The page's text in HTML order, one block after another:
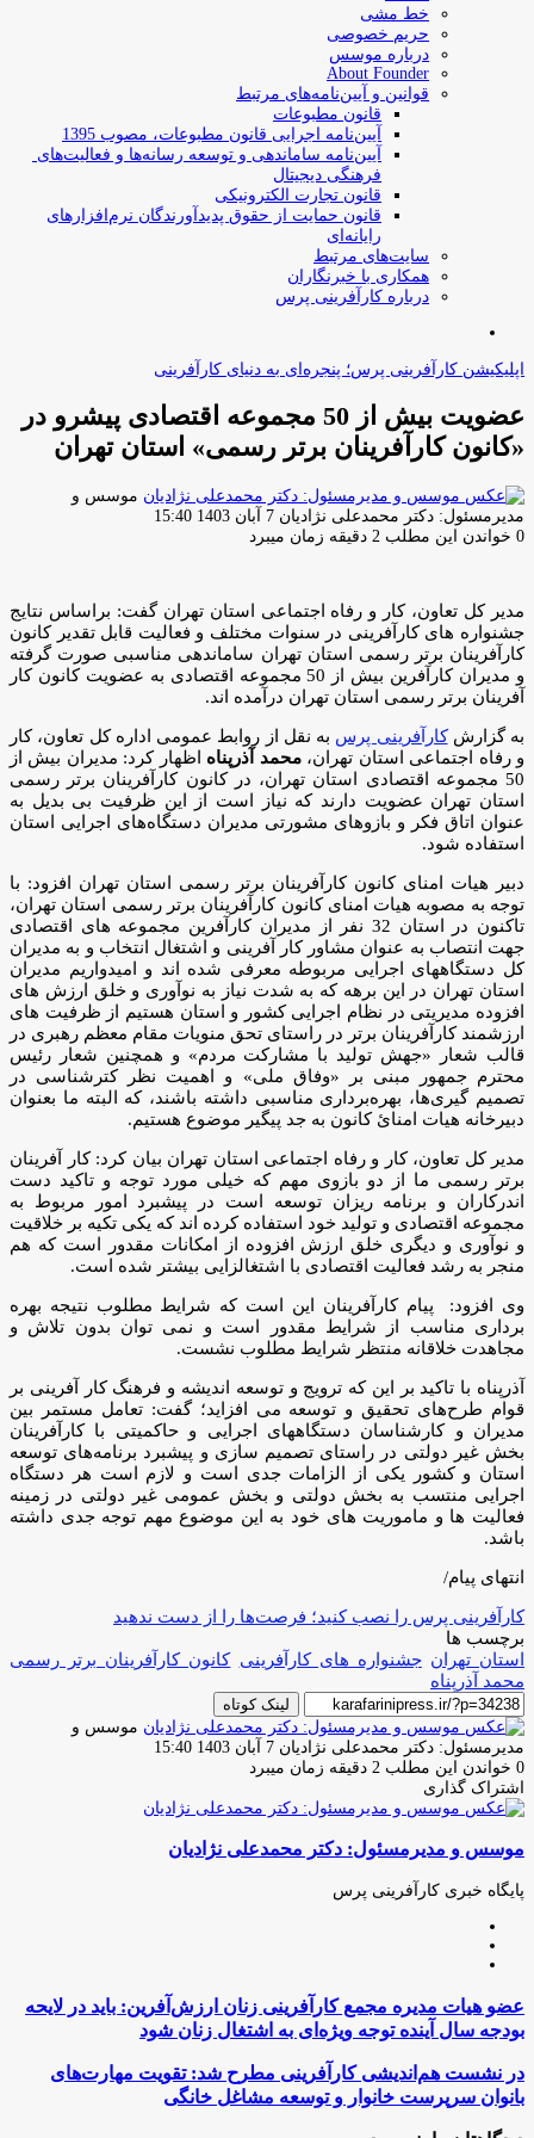
خط مشی
حریم خصوصی
درباره موسس
About Founder
قوانین و آیین‌نامه‌های مرتبط
‌قانون مطبوعات
آیین‌نامه اجرایی قانون مطبوعات، مصوب 1395
آیین‌نامه سامان­دهی و توسعه رسانه­‌ها و فعالیت‌­های
فرهنگی دیجیتال
قانون تجارت الکترونیکی
قانون حمایت از حقوق پدیدآورندگان نرم‌افزارهای
رایانه‌ای
سایت‌های مرتبط
همکاری با خبرنگاران
درباره کارآفرینی پرس
اپلیکیشن کارآفرینی پرس؛ پنجره‌ای به دنیای کارآفرینی
عضویت بیش از 50 مجموعه اقتصادی پیشرو در
«کانون کارآفرینان برتر رسمی» استان تهران
موسس و
مدیرمسئول: دکتر محمدعلی نژادیان ارسال
ایمیل
7 آبان 1403 15:40
0 خواندن این مطلب 2 دقیقه زمان میبرد
مدیر کل تعاون، کار و رفاه اجتماعی استان تهران گفت: براساس نتايج
جشنواره های کارآفرینی در سنوات مختلف و فعالیت قابل تقدیر کانون
کارآفرینان برتر رسمی استان تهران ساماندهی مناسبی صورت گرفته
و مدیران کارآفرین بیش از 50 مجموعه اقتصادی به عضویت کانون کار
آفرینان برتر رسمی استان تهران درآمده اند.
به گزارشکارآفرینی پرس به نقل از روابط عمومی اداره کل تعاون، کار
و رفاه اجتماعی استان تهران،محمد آذرپناه اظهار کرد: مدیران بیش از
50 مجموعه اقتصادی استان تهران، در کانون کارآفرینان برتر رسمی
استان تهران عضویت دارند که نیاز است از این ظرفیت بی بدیل به
عنوان اتاق فکر و بازوهای مشورتی مدیران دستگاه‌های اجرایی استان
استفاده شود.
دبیر هیات امنای کانون کارآفرینان برتر رسمی استان تهران افزود: با
توجه به مصوبه هیات امنای کانون کارآفرینان برتر رسمی استان تهران،
تاکنون در استان 32 نفر از مدیران کارآفرین مجموعه های اقتصادی
جهت انتصاب به عنوان مشاور کار آفرینی و اشتغال انتخاب و به مدیران
کل دستگاههای اجرایی مربوطه معرفی شده اند و امیدواریم مدیران
استان تهران در این برهه که به شدت نیاز به نوآوری و خلق ارزش های
افزوده مدیریتی در نظام اجرایی کشور و استان هستیم از ظرفیت های
ارزشمند کارآفرینان برتر در راستای تحق منویات مقام معظم رهبری در
قالب شعار «جهش تولید با مشارکت مردم» و همچنین شعار رئیس
محترم جمهور مبنی بر «وفاق ملی» و اهمیت نظر کترشناسی در
تصمیم گیری‌ها، بهره‌برداری مناسبی داشته باشند، که البته ما بعنوان
دبیرخانه هیات امنائ کانون به جد پیگیر موضوع هستیم.
مدیر کل تعاون، کار و رفاه اجتماعی استان تهران بیان کرد: کار آفرینان
برتر رسمی ما از دو بازوی مهم که خیلی مورد توجه و تاکید دست
اندرکاران و برنامه ریزان توسعه است در پیشبرد امور مربوط به
مجموعه اقتصادی و تولید خود استفاده کرده اند که یکی تکیه بر خلاقیت
و نوآوری و دیگری خلق ارزش‌ افزوده از امکانات مقدور است که هم
منجر به رشد فعالیت اقتصادی با اشتغالزایی بیشتر شده است.
وی افزود: پیام کارآفرینان این است که شرایط مطلوب نتیجه بهره
برداری مناسب از شرایط مقدور است و نمی توان بدون تلاش و
مجاهدت خلاقانه منتظر شرایط مطلوب نشست.
آذرپناه با تاکید بر این که ترویج و توسعه اندیشه و فرهنگ کار آفرینی بر
قوام طرح‌های تحقیق و توسعه‌ می افزاید؛ گفت: تعامل مستمر بین
مدیران و کارشناسان دستگاههای اجرایی و حاکمیتی با کارآفرینان
بخش غیر دولتی در راستای تصمیم سازی و پیشبرد برنامه‌های توسعه
استان و کشور یکی از الزامات جدی است و لازم است هر دستگاه
اجرایی منتسب به بخش دولتی و بخش عمومی غیر دولتی در زمینه
فعالیت ها و ماموریت های خود به این موضوع مهم توجه جدی داشته
باشد.
انتهای پیام/
کارآفرینی پرس را نصب کنید؛ فرصت‌ها را از دست ندهید
برچسب ها
استان تهران جشنواره های کارآفرینی کانون کارآفرینان برتر رسمی
محمد آذرپناه
لینک کوتاه
موسس و
مدیرمسئول: دکتر محمدعلی نژادیان ارسال
ایمیل
7 آبان 1403 15:40
0 خواندن این مطلب 2 دقیقه زمان میبرد
اشتراک گذاری
فیس
توئیتر
لینکدین
واتس
تلگرام
اشتراک
از
ایمیل
چاپ
موسس و مدیرمسئول: دکتر محمدعلی نژادیان
پایگاه خبری کارآفرینی پرس
عضو
هیات
مدیره
مجمع
کارآفرینی
زنان
ارزش‌آفرین:
عضو هیات مدیره مجمع کارآفرینی زنان ارزش‌آفرین: باید در لایحه
بودجه سال آینده توجه ویژه‌ای به اشتغال زنان شود
در
نشست
هم‌اندیشی
کارآفرینی
در نشست هم‌اندیشی کارآفرینی مطرح شد: تقویت مهارت‌های
بانوان سرپرست خانوار و توسعه مشاغل خانگی